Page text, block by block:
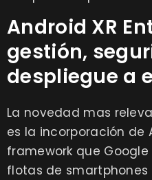
Android XR
gestión,
despliegue a
La novedad mas
es la incorporación de
framework que
flotas de